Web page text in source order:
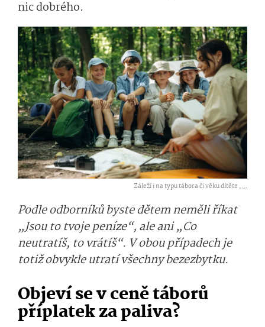
nic dobrého.
Záleží i na typu tábora či věku dítěte ,...
Podle odborníků byste dětem neměli říkat
„Jsou to tvoje peníze“, ale ani „Co
neutratíš, to vrátíš“. V obou případech je
totiž obvykle utratí všechny bezezbytku.
Objeví se v ceně táborů
příplatek za paliva?